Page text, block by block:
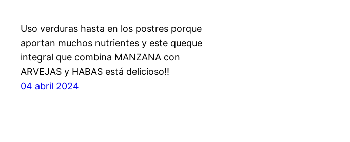
Uso verduras hasta en los postres porque
aportan muchos nutrientes y este queque
integral que combina MANZANA con
ARVEJAS y HABAS está delicioso!!
04 abril 2024